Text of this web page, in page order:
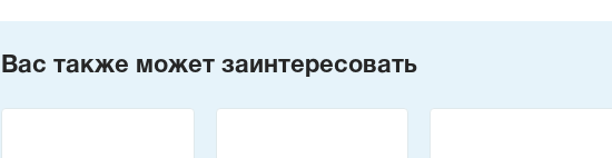
Вас также может заинтересовать